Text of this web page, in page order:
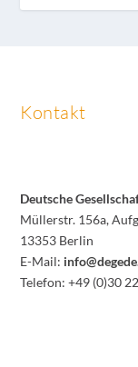
Kontakt
Deutsche
Müllerstr. 156a,
13353 Berlin
E-Mail:
Telefon: +49 (0)30